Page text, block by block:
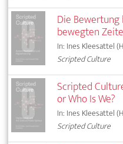
Die
bewegten
In: Ines Kleesattel
Scripted Culture
Scripted
or Who Is We?
In: Ines Kleesattel
Scripted Culture